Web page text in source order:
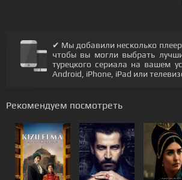
✔ Мы добавили несколько
чтобы вы могли выбрать
турецкого сериала на вашем
Android, iPhone, iPad или
Рекомендуем посмотреть